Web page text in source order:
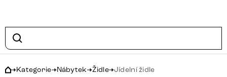
Kategorie Nábytek Židle Jídelní židle